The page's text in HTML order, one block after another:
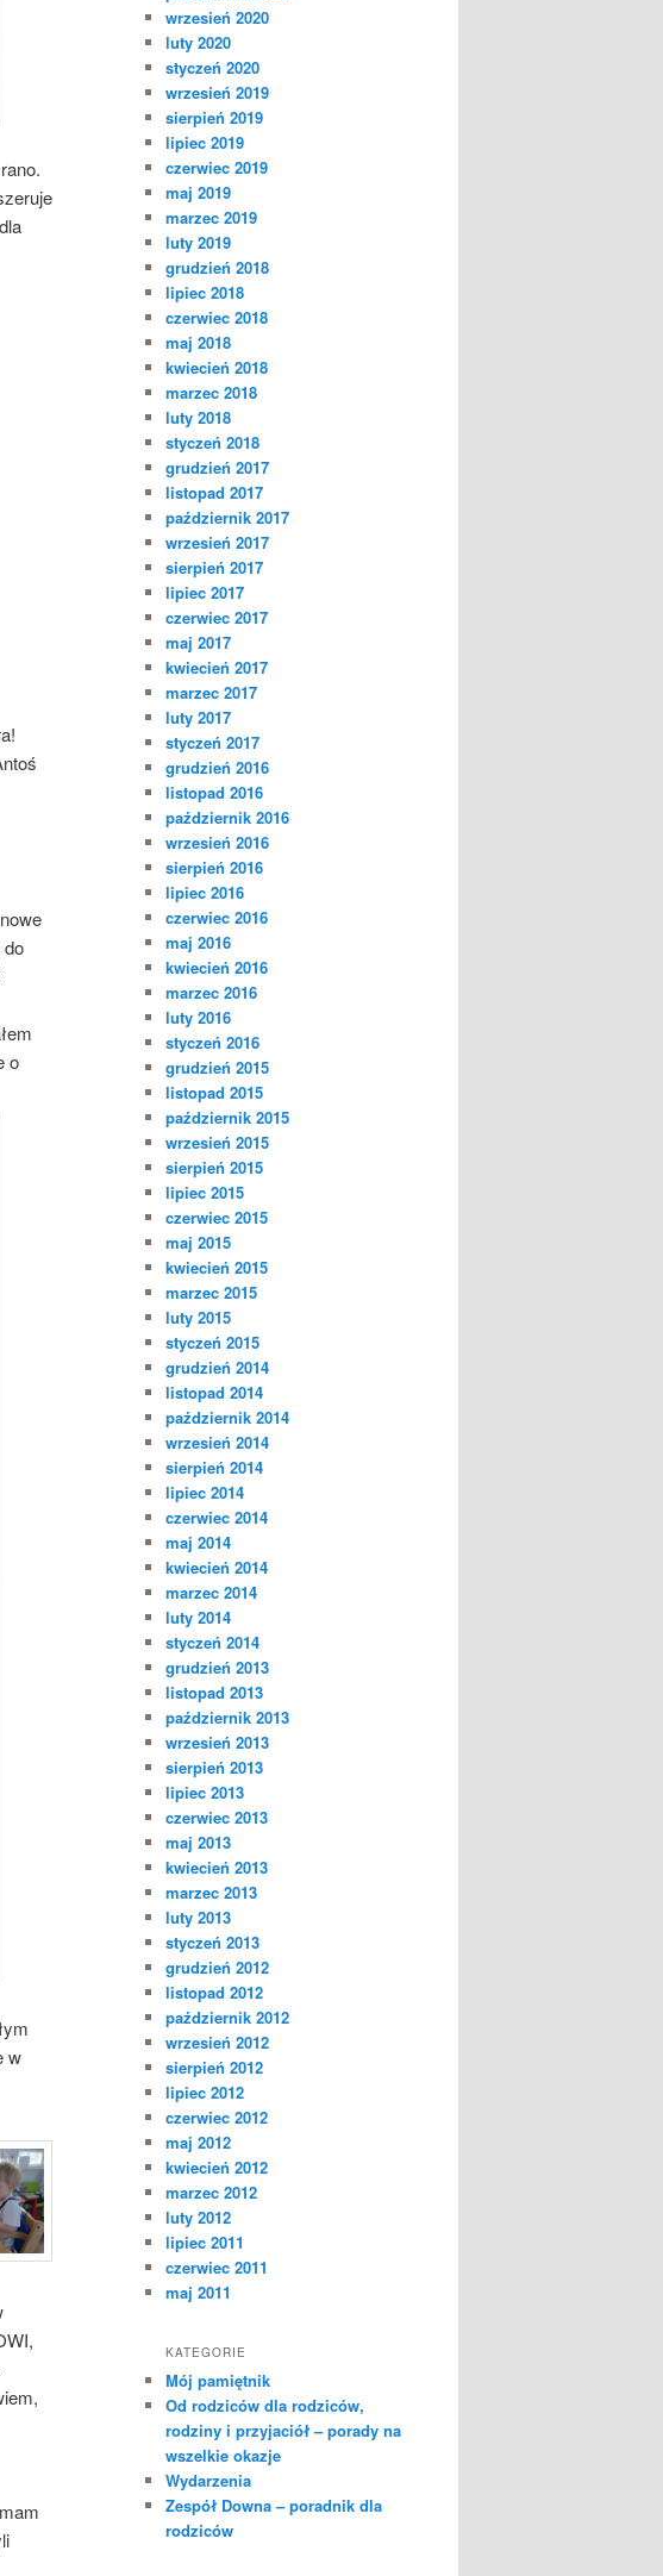
do
o
w
wrzesień 2020
luty 2020
styczeń 2020
wrzesień 2019
sierpień 2019
lipiec 2019
czerwiec 2019
maj 2019
marzec 2019
luty 2019
grudzień 2018
lipiec 2018
czerwiec 2018
maj 2018
kwiecień 2018
marzec 2018
luty 2018
styczeń 2018
grudzień 2017
listopad 2017
październik 2017
wrzesień 2017
sierpień 2017
lipiec 2017
czerwiec 2017
maj 2017
kwiecień 2017
marzec 2017
luty 2017
styczeń 2017
grudzień 2016
listopad 2016
październik 2016
wrzesień 2016
sierpień 2016
lipiec 2016
czerwiec 2016
maj 2016
kwiecień 2016
marzec 2016
luty 2016
styczeń 2016
grudzień 2015
listopad 2015
październik 2015
wrzesień 2015
sierpień 2015
lipiec 2015
czerwiec 2015
maj 2015
kwiecień 2015
marzec 2015
luty 2015
styczeń 2015
grudzień 2014
listopad 2014
październik 2014
wrzesień 2014
sierpień 2014
lipiec 2014
czerwiec 2014
maj 2014
kwiecień 2014
marzec 2014
luty 2014
styczeń 2014
grudzień 2013
listopad 2013
październik 2013
wrzesień 2013
sierpień 2013
lipiec 2013
czerwiec 2013
maj 2013
kwiecień 2013
marzec 2013
luty 2013
styczeń 2013
grudzień 2012
listopad 2012
październik 2012
wrzesień 2012
sierpień 2012
lipiec 2012
czerwiec 2012
maj 2012
kwiecień 2012
marzec 2012
luty 2012
lipiec 2011
czerwiec 2011
maj 2011
KATEGORIE
Mój pamiętnik
Od rodziców dla rodziców,
rodziny i przyjaciół – porady na
wszelkie okazje
Wydarzenia
Zespół Downa – poradnik dla
rodziców